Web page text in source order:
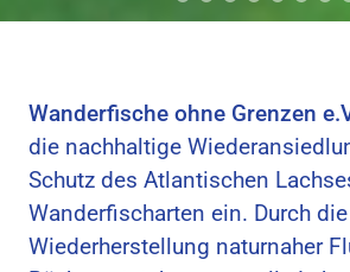
Wanderfische ohne Grenzen
die nachhaltige
Schutz des Atlantischen
Wanderfischarten ein. Durch die
Wiederherstellung naturnaher